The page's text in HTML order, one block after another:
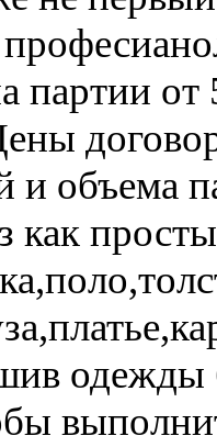
партии от
и объема
как